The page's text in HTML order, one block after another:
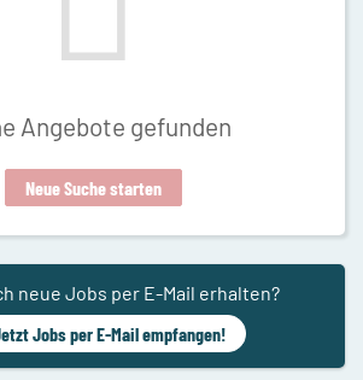
Angebote gefunden
Neue Suche starten
neue Jobs per E-Mail erhalten?
Jobs per E-Mail empfangen!